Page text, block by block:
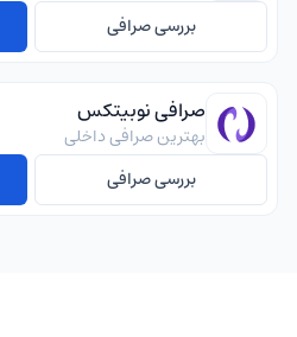
بررسی صرافی
صرافی نوبیتکس
بهترین صرافی داخلی
بررسی صرافی